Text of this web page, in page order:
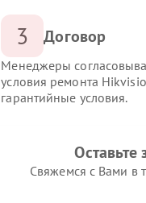
3 Договор
Менеджеры
условия ремонта
гарантийные условия.
Оставьте
Свяжемся с Вами в